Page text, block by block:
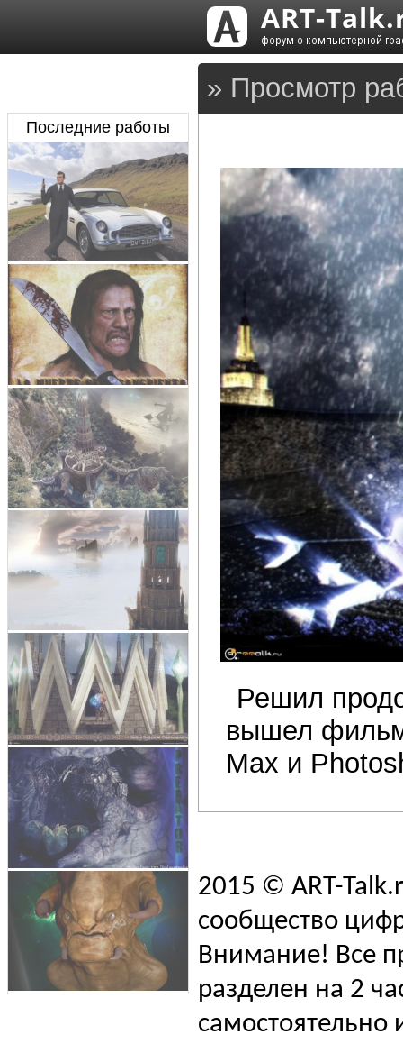
» Просмотр
Решил
вышел фильм
Max и
Последние работы
2015 © ART-
сообщество
Внимание! Все
разделен на 2
самостоятельно